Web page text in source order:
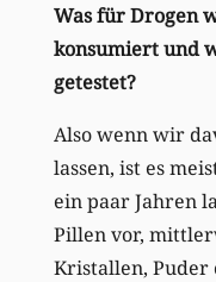
Was für Drogen
konsumiert und
getestet?
Also wenn wir
lassen, ist es
ein paar Jahren
Pillen vor,
Kristallen, Puder